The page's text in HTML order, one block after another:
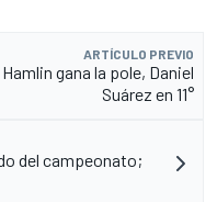
ARTÍCULO PREVIO
gana la pole, Daniel
Suárez en 11°
del campeonato;